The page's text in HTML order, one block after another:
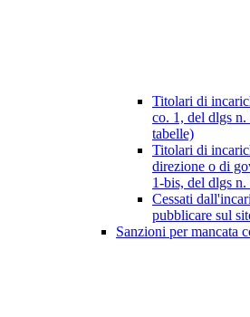
Titolari di
co. 1, del dlgs
tabelle)
Titolari di
direzione o di
1-bis, del dlgs
Cessati
pubblicare sul
Sanzioni per mancata